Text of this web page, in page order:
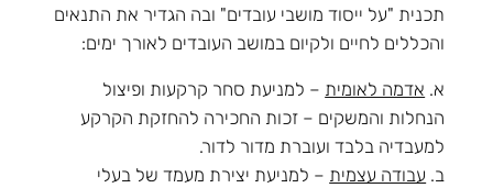
תכנית "על ייסוד מושבי עובדים" ובה הגדיר את התנאים
והכללים לחיים ולקיום במושב העובדים לאורך ימים:
א. אדמה לאומית – למניעת סחר קרקעות ופיצול
הנחלות והמשקים – זכות החכירה להחזקת הקרקע
למעבדיה בלבד ועוברת מדור לדור.
ב. עבודה עצמית – למניעת יצירת מעמד של בעלי